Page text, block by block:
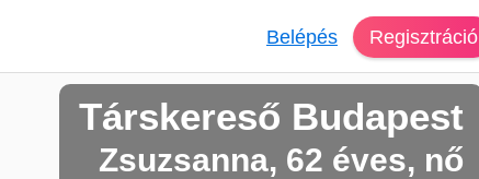
Belépés Regisztráció
Társkereső Budapest
Zsuzsanna, 62 éves, nő